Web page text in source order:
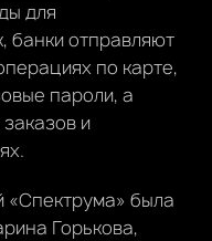
для
банки отправляют
по карте,
пароли, а
и
«Спектрума» была
Горькова,